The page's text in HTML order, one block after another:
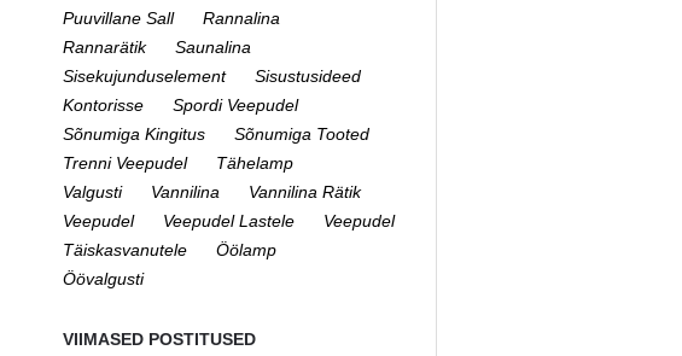
Puuvillane Sall
Rannalina
Rannarätik
Saunalina
Sisekujunduselement
Sisustusideed
Kontorisse
Spordi Veepudel
Sõnumiga Kingitus
Sõnumiga Tooted
Trenni Veepudel
Tähelamp
Valgusti
Vannilina
Vannilina Rätik
Veepudel
Veepudel Lastele
Veepudel
Täiskasvanutele
Öölamp
Öövalgusti
VIIMASED POSTITUSED